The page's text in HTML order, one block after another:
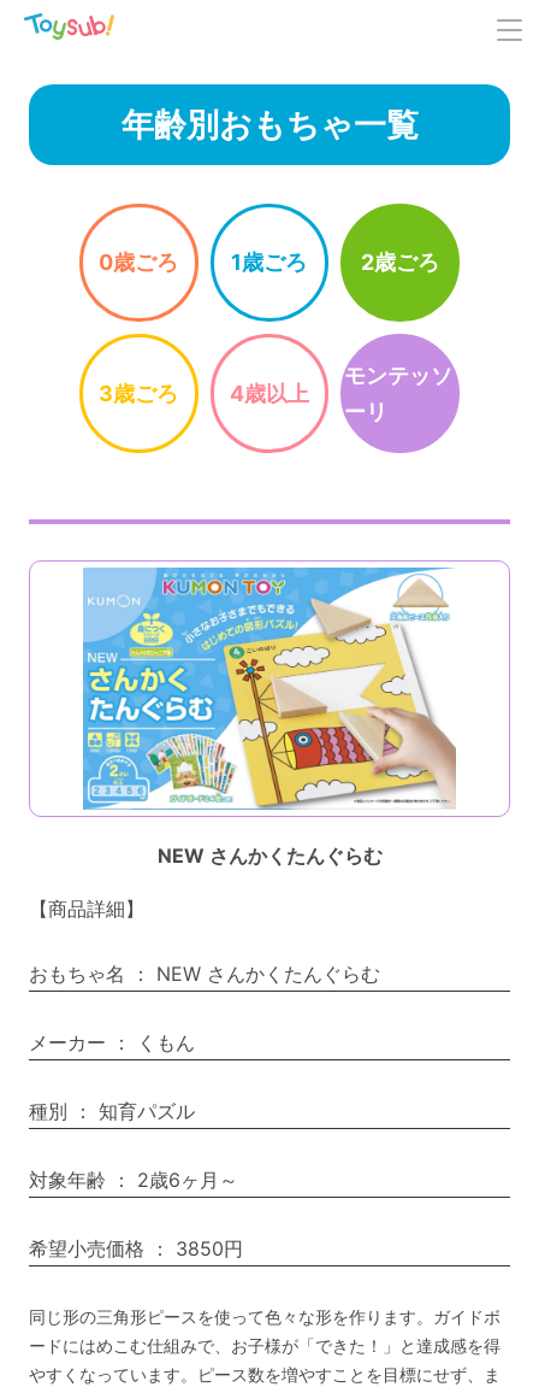
年齢別おもちゃ一覧
0歳ごろ 1歳ごろ 2歳ごろ
3歳ごろ 4歳以上
モンテッソ
ーリ
NEW さんかくたんぐらむ
【商品詳細】
おもちゃ名 ： NEW さんかくたんぐらむ
メーカー ： くもん
種別 ： 知育パズル
対象年齢 ： 2歳6ヶ月～
希望小売価格 ： 3850円
同じ形の三角形ピースを使って色々な形を作ります。ガイドボ
ードにはめこむ仕組みで、お子様が「できた！」と達成感を得
やすくなっています。ピース数を増やすことを目標にせず、ま